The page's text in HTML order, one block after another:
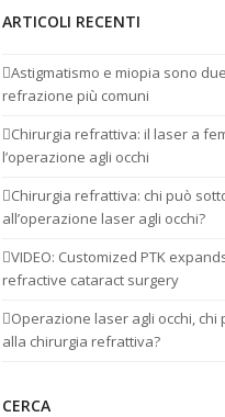
ARTICOLI RECENTI
Astigmatismo e miopia sono
refrazione più comuni
Chirurgia refrattiva: il laser a
l’operazione agli occhi
Chirurgia refrattiva: chi può
all’operazione laser agli occhi?
VIDEO: Customized PTK
refractive cataract surgery
Operazione laser agli occhi, chi
alla chirurgia refrattiva?
CERCA